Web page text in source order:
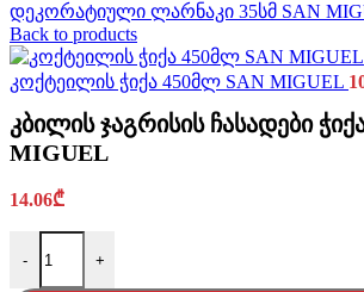
დეკორატიული ლარნაკი 35სმ SAN
Back to products
კოქტეილის ჭიქა 450მლ SAN MIGUEL
კბილის ჯაგრისის ჩასადები
MIGUEL
14.06₾
- +